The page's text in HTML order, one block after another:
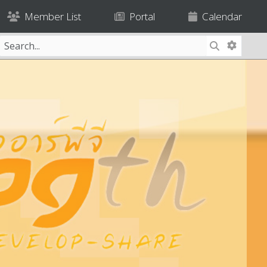
Member List Portal Calendar